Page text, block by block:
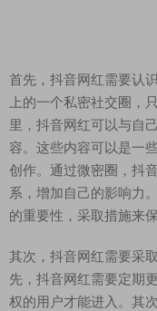
首先，抖音网红需要认
上的一个私密社交圈，
里，抖音网红可以与自
容。这些内容可以是一
创作。通过微密圈，抖
系，增加自己的影响力
的重要性，采取措施来
其次，抖音网红需要采
先，抖音网红需要定期
权的用户才能进入。其